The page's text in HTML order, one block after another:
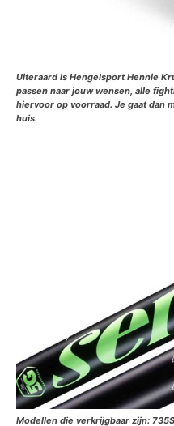
Uiteraard is Hengelsport Hennie
passen naar jouw wensen, alle
hiervoor op voorraad. Je gaat dan
huis.
Modellen die verkrijgbaar zijn: